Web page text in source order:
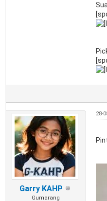
Garry KAHP
Gumarang
28-